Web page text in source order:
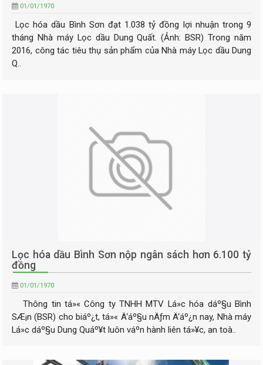
01/01/1970
Lọc hóa dầu Bình Sơn đạt 1.038 tỷ đồng lợi nhuận trong 9
tháng Nhà máy Lọc dầu Dung Quất. (Ảnh: BSR) Trong năm
2016, công tác tiêu thụ sản phẩm của Nhà máy Lọc dầu Dung
Q..
Lọc hóa dầu Bình Sơn nộp ngân sách hơn 6.100 tỷ
đồng
01/01/1970
Thông tin tá»« Công ty TNHH MTV Lá»c hóa dáº§u Bình
SÆ¡n (BSR) cho biáº¿t, tá»« Ä‘áº§u nÄƒm Ä‘áº¿n nay, Nhà máy
Lá»c dáº§u Dung Quáº¥t luôn váº­n hành liên tá»¥c, an toà..